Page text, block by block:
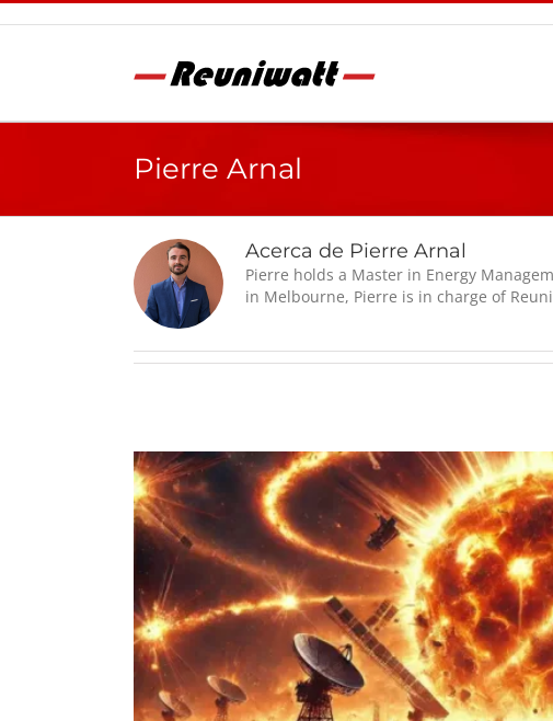
Saltar
al
Pierre Arnal
Acerca de Pierre Arnal
Pierre holds a Master in Energy
in Melbourne, Pierre is in charge of